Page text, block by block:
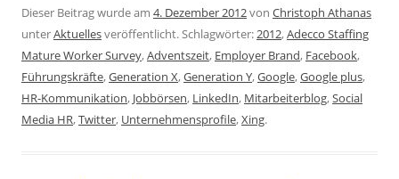
Dieser Beitrag wurde am 4. Dezember 2012von Christoph Athanas
unterAktuellesveröffentlicht. Schlagwörter:2012,Adecco Staffing
Mature Worker Survey,Adventszeit, Employer Brand, Facebook,
Führungskräfte,Generation X,Generation Y,Google,Google plus,
HR-Kommunikation, Jobbörsen, LinkedIn, Mitarbeiterblog,Social
Media HR,Twitter, Unternehmensprofile,Xing.